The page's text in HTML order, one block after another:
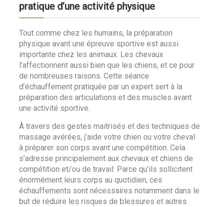
pratique d’une activité physique
Tout comme chez les humains, la préparation
physique avant une épreuve sportive est aussi
importante chez les animaux. Les chevaux
l’affectionnent aussi bien que les chiens, et ce pour
de nombreuses raisons. Cette séance
d’échauffement pratiquée par un expert sert à la
préparation des articulations et des muscles avant
une activité sportive.
À travers des gestes maitrisés et des techniques de
massage avérées, j’aide votre chien ou votre cheval
à préparer son corps avant une compétition. Cela
s’adresse principalement aux chevaux et chiens de
compétition et/ou de travail. Parce qu’ils sollicitent
énormément leurs corps au quotidien, ces
échauffements sont nécessaires notamment dans le
but de réduire les risques de blessures et autres